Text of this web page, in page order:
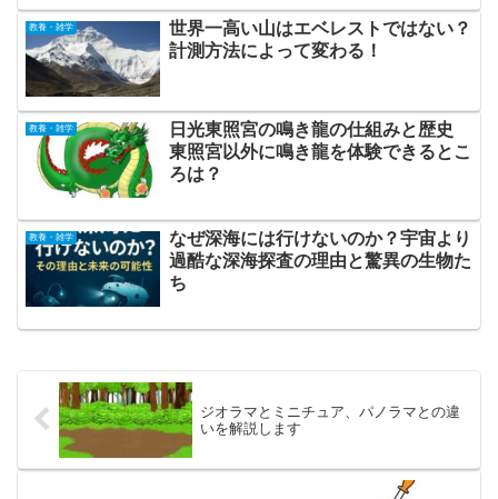
教養・雑学
世界一高い山はエベレストではない？
計測方法によって変わる！
教養・雑学
日光東照宮の鳴き龍の仕組みと歴史
東照宮以外に鳴き龍を体験できるとこ
ろは？
教養・雑学
なぜ深海には行けないのか？宇宙より
過酷な深海探査の理由と驚異の生物た
ち
ジオラマとミニチュア、パノラマとの違
いを解説します